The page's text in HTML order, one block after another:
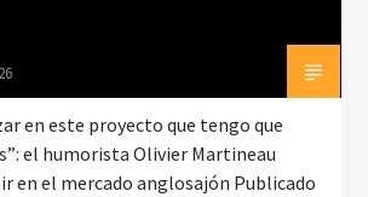
en este proyecto que tengo que
el humorista Olivier Martineau
en el mercado anglosajón Publicado